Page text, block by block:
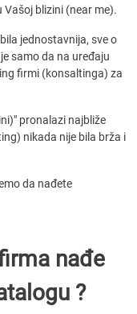
blizini (near me).
jednostavnija, sve o
samo da na uređaju
firmi (konsaltinga) za
pronalazi najbliže
nikada nije bila brža i
da nađete
nađe
?